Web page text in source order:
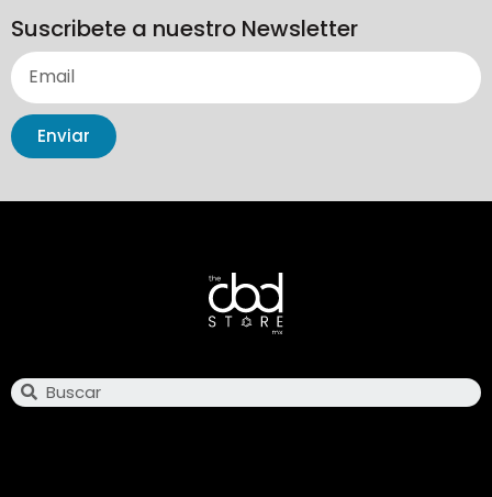
Suscribete a nuestro Newsletter
Enviar